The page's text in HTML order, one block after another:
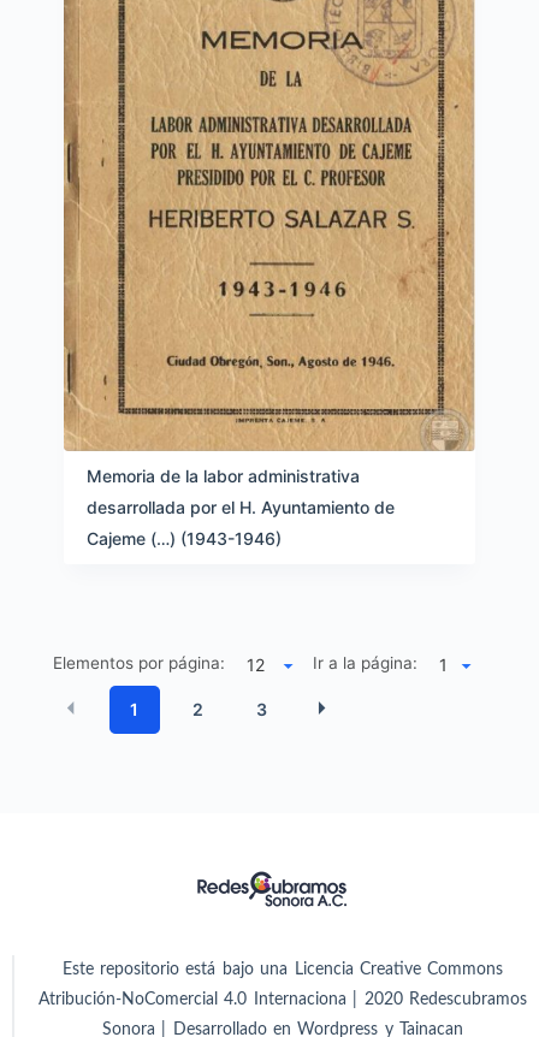
Memoria de la labor administrativa
desarrollada por el H. Ayuntamiento de
Cajeme (…) (1943-1946)
Elementos por página: Ir a la página:
1 2 3
Este repositorio está bajo una Licencia Creative Commons
Atribución-NoComercial 4.0 Internaciona | 2020 Redescubramos
Sonora | Desarrollado en Wordpress y Tainacan